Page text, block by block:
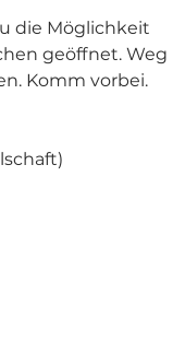
die Möglichkeit
geöffnet. Weg
Komm vorbei.